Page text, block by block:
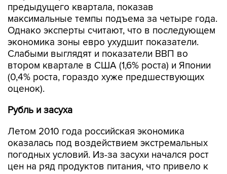
предыдущего квартала, показав
максимальные темпы подъема за четыре года.
Однако эксперты считают, что в последующем
экономика зоны евро ухудшит показатели.
Слабыми выглядят и показатели ВВП во
втором квартале в США (1,6% роста) и Японии
(0,4% роста, гораздо хуже предшествующих
оценок).
Рубль и засуха
Летом 2010 года российская экономика
оказалась под воздействием экстремальных
погодных условий. Из-за засухи начался рост
цен на ряд продуктов питания, что привело к